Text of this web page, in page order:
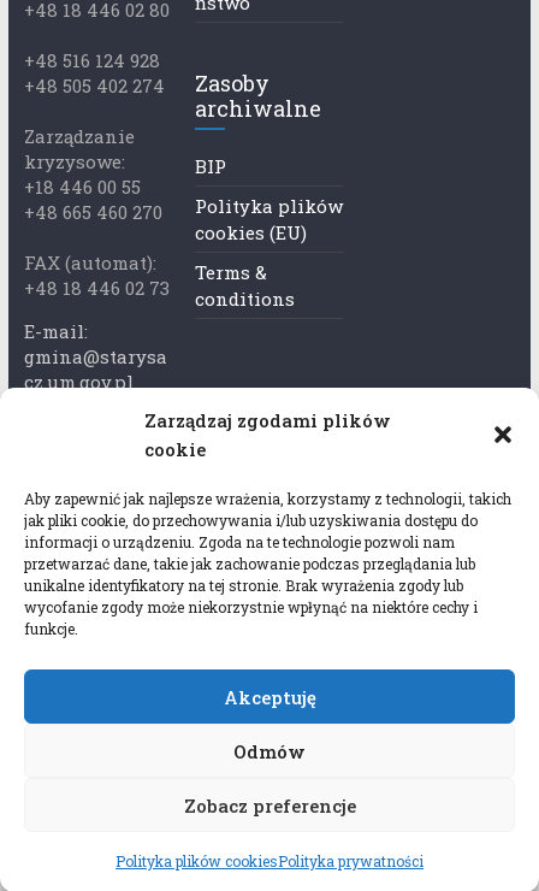
Zarządzaj zgodami plików
cookie
Aby zapewnić jak najlepsze wrażenia, korzystamy z technologii, takich
jak pliki cookie, do przechowywania i/lub uzyskiwania dostępu do
informacji o urządzeniu. Zgoda na te technologie pozwoli nam
przetwarzać dane, takie jak zachowanie podczas przeglądania lub
unikalne identyfikatory na tej stronie. Brak wyrażenia zgody lub
wycofanie zgody może niekorzystnie wpłynąć na niektóre cechy i
funkcje.
Akceptuję
Odmów
Zobacz preferencje
Polityka plików cookiesPolityka prywatności
+48 18 446 02 80
+48 516 124 928
+48 505 402 274
Zarządzanie
kryzysowe:
+18 446 00 55
+48 665 460 270
FAX (automat):
+48 18 446 02 73
E-mail:
gmina@starysa
cz.um.gov.pl
Adres skrzynki
rytka
Adres do e-
Doręczeń:
AEL-97528-
78647-USWGJ-
Zasoby
archiwalne
BIP
Polityka plików
cookies (EU)
Terms &
conditions
Copyright © 2026Gmina Stary Sącz